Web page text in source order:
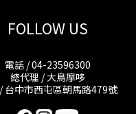
FOLLOW US
電話 / 04-23596300
總代理 / 大鳥摩哆
台中市西屯區朝馬路479號